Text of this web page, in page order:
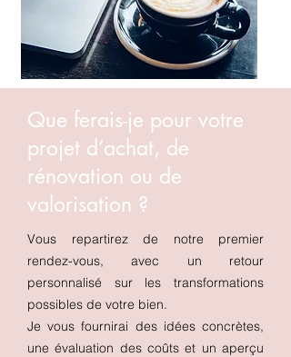
Que ferais-je pour votre
projet d’achat, de
rénovation ou de
valorisation ?
Vous repartirez de notre premier
rendez-vous, avec un retour
personnalisé sur les transformations
possibles de votre bien.
Je vous fournirai des idées concrètes,
une évaluation des coûts et un aperçu